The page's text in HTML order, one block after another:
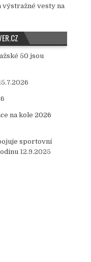
vesty na
50 jsou
na kole 2026
sportovní
12.9.2025